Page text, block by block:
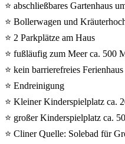
⭐ abschließbares Gartenhaus
⭐ Bollerwagen und
⭐ 2 Parkplätze am Haus
⭐ fußläufig zum Meer ca. 500
⭐ kein barrierefreies Ferienhaus
⭐ Endreinigung
⭐ Kleiner Kinderspielplatz ca.
⭐ großer Kinderspielplatz ca.
⭐ Cliner Quelle: Solebad für